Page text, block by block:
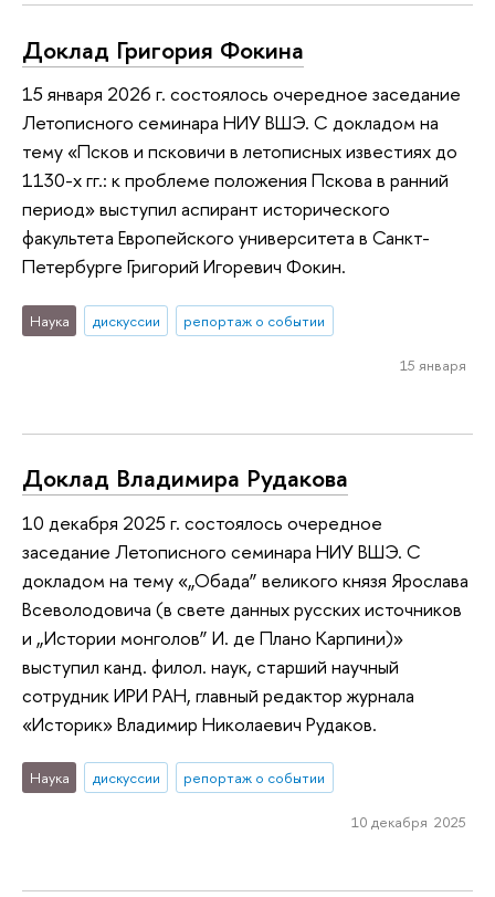
Доклад Григория Фокина
15 января 2026 г. состоялось очередное заседание
Летописного семинара НИУ ВШЭ. С докладом на
тему «Псков и псковичи в летописных известиях до
1130-х гг.: к проблеме положения Пскова в ранний
период» выступил аспирант исторического
факультета Европейского университета в Санкт-
Петербурге Григорий Игоревич Фокин.
Наука дискуссии репортаж о событии
15 января
Доклад Владимира Рудакова
10 декабря 2025 г. состоялось очередное
заседание Летописного семинара НИУ ВШЭ. С
докладом на тему «„Обада” великого князя Ярослава
Всеволодовича (в свете данных русских источников
и „Истории монголов” И. де Плано Карпини)»
выступил канд. филол. наук, старший научный
сотрудник ИРИ РАН, главный редактор журнала
«Историк» Владимир Николаевич Рудаков.
Наука дискуссии репортаж о событии
10 декабря 2025